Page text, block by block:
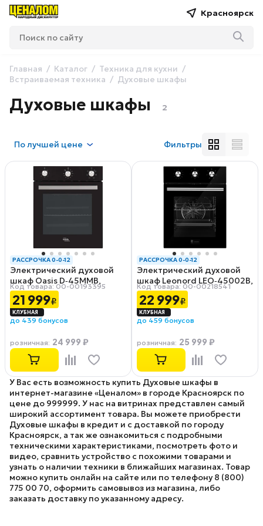
Красноярск
Главная Каталог
Техника для кухни
Встраиваемая техника
Духовые шкафы
Духовые шкафы 2
Получшей цене Фильтры
РАССРОЧКА 0-0-12
Электрический духовой
шкаф Oasis D‑45MMB,
черный
Код товара: 00-00193395
21 999₽
до 439 бонусов
розничная: 24 999 ₽
РАССРОЧКА 0-0-12
Электрический духовой
шкаф Leonord LEO‑45002B,
черный
Код товара: 00-00218541
22 999₽
до 459 бонусов
розничная: 25 999 ₽
У Вас есть возможность купить Духовые шкафы в
интернет-магазине «Ценалом» в городе Красноярск по
цене до 999999. У нас на витринах представлен самый
широкий ассортимент товара. Вы можете приобрести
Духовые шкафы в кредит и с доставкой по городу
Красноярск, а так же ознакомиться с подробными
техническими характеристиками, посмотреть фото и
видео, сравнить устройство с похожими товарами и
узнать о наличии техники в ближайших магазинах. Товар
можно купить онлайн на сайте или по телефону 8 (800)
775 00 70, оформить самовывоз из магазина, либо
заказать доставку по указанному адресу.